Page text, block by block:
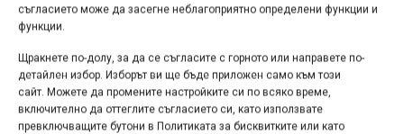
съгласието може да засегне неблагоприятно определени функции и
функции.
Щракнете по-долу, за да се съгласите с горното или направете по-
детайлен избор. Изборът ви ще бъде приложен само към този
сайт. Можете да промените настройките си по всяко време,
включително да оттеглите съгласието си, като използвате
превключващите бутони в Политиката за бисквитките или като